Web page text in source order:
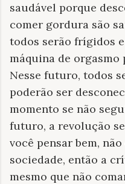
saudável porque
comer gordura são
todos serão frígidos
máquina de orgasmo
Nesse futuro, todos
poderão ser
momento se não
futuro, a revolução
você pensar bem,
sociedade, então a
mesmo que não